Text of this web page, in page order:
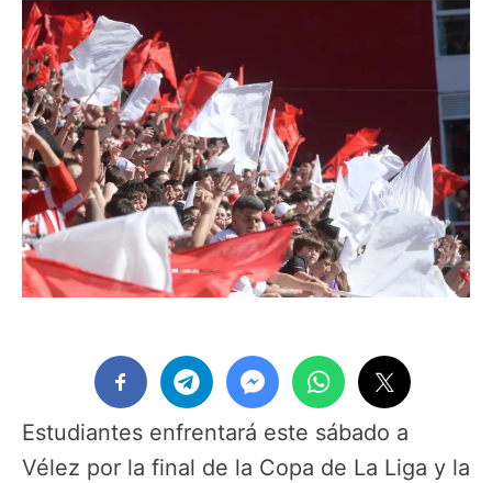
Estudiantes enfrentará este sábado a
Vélez por la final de la Copa de La Liga y la